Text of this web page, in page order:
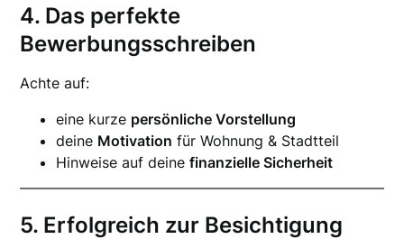
4. Das perfekte
Bewerbungsschreiben
Achte auf:
eine kurze persönliche Vorstellung
deine Motivation für Wohnung & Stadtteil
Hinweise auf deinefinanzielle Sicherheit
5. Erfolgreich zur Besichtigung